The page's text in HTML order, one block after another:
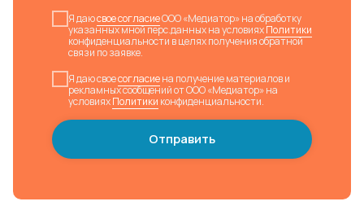
Я даюсвое согласиеООО «Медиатор» на обработку
указанных мной перс.данных на условияхПолитики
конфиденциальности в целях получения обратной
связи по заявке.
Я даю своесогласиена получение материалов и
рекламных сообщений от ООО «Медиатор» на
условияхПолитики конфиденциальности.
Отправить